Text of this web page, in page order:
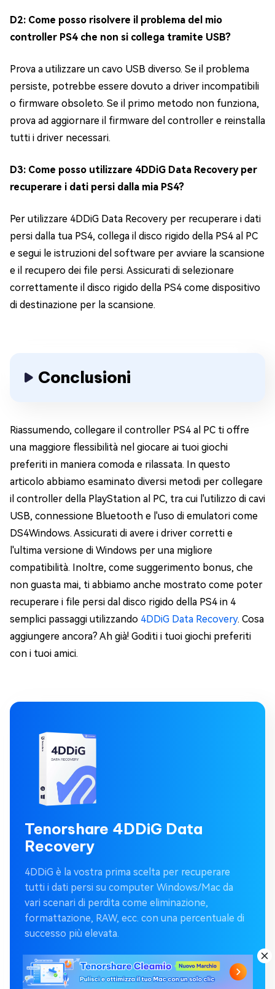
D2: Come posso risolvere il problema del mio
controller PS4 che non si collega tramite USB?
Prova a utilizzare un cavo USB diverso. Se il problema
persiste, potrebbe essere dovuto a driver incompatibili
o firmware obsoleto. Se il primo metodo non funziona,
prova ad aggiornare il firmware del controller e reinstalla
tutti i driver necessari.
D3: Come posso utilizzare 4DDiG Data Recovery per
recuperare i dati persi dalla mia PS4?
Per utilizzare 4DDiG Data Recovery per recuperare i dati
persi dalla tua PS4, collega il disco rigido della PS4 al PC
e segui le istruzioni del software per avviare la scansione
e il recupero dei file persi. Assicurati di selezionare
correttamente il disco rigido della PS4 come dispositivo
di destinazione per la scansione.
Conclusioni
Riassumendo, collegare il controller PS4 al PC ti offre
una maggiore flessibilità nel giocare ai tuoi giochi
preferiti in maniera comoda e rilassata. In questo
articolo abbiamo esaminato diversi metodi per collegare
il controller della PlayStation al PC, tra cui l'utilizzo di cavi
USB, connessione Bluetooth e l'uso di emulatori come
DS4Windows. Assicurati di avere i driver corretti e
l'ultima versione di Windows per una migliore
compatibilità. Inoltre, come suggerimento bonus, che
non guasta mai, ti abbiamo anche mostrato come poter
recuperare i file persi dal disco rigido della PS4 in 4
semplici passaggi utilizzando 4DDiG Data Recovery. Cosa
aggiungere ancora? Ah già! Goditi i tuoi giochi preferiti
con i tuoi amici.
Tenorshare 4DDiG Data
Recovery
4DDiG è la vostra prima scelta per recuperare
tutti i dati persi su computer Windows/Mac da
vari scenari di perdita come eliminazione,
formattazione, RAW, ecc. con una percentuale di
successo più elevata.
ACQUISTA ORA